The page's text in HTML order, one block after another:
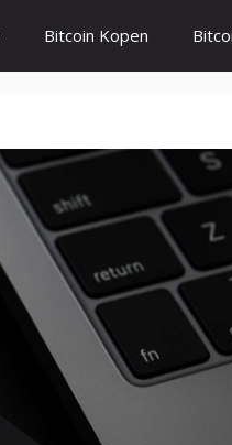
Bitcoin Kopen